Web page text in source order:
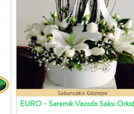
EURO - Seramik Vazoda Saksı